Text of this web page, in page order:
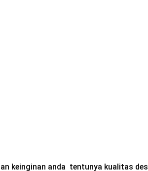
keinginan anda tentunya kualitas